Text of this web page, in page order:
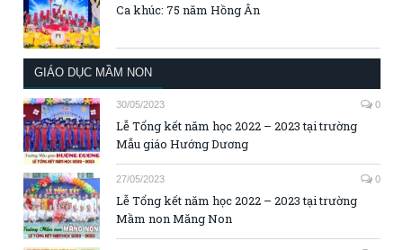
Ca khúc: 75 năm Hồng Ân
GIÁO DỤC MẦM NON
30/05/2023 0
Lễ Tổng kết năm học 2022 – 2023 tại trường
Mẫu giáo Hướng Dương
27/05/2023 0
Lễ Tổng kết năm học 2022 – 2023 tại trường
Mầm non Măng Non